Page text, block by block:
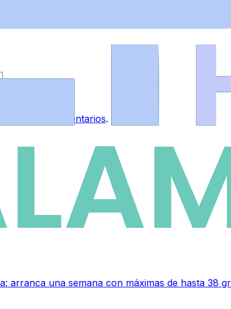
normas de comentarios.
arranca una semana con máximas de hasta 38